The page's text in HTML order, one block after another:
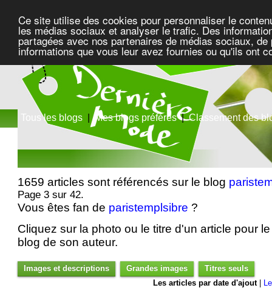
Ce site utilise des cookies pour personnaliser le
les médias sociaux et analyser le trafic. Des
partagées avec nos partenaires de médias sociaux,
informations que vous leur avez fournies ou qu'ils ont
Tous les blogs | Mes blogs préférés|Classement des
1659 articles sont référencés sur le blog
Page 3 sur 42.
Vous êtes fan de paristemplsibre ?
Cliquez sur la photo ou le titre d'un article pour
blog de son auteur.
Images et descriptions Grandes images
Titres seuls
Les articles par date d'ajout|